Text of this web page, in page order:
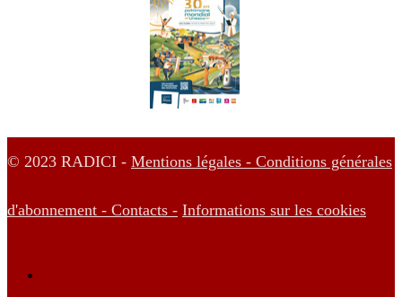
© 2023 RADICI - Mentions légales - Conditions générales
d'abonnement - Contacts - Informations sur les cookies